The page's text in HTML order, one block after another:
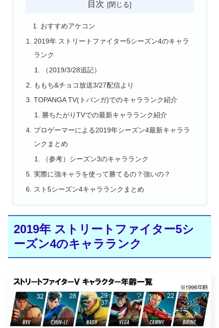
目次
おすすめアケコン
2019年 ストリートファイター5シーズン4のキャラ
ランク
（2019/3/28追記）
ももち&チョコ放送3/27配信より
TOPANGA TV(トパンガ)でのキャラランク紹介
勝ちたがりTVでの最新キャラランク紹介
プロゲーマーによる2019年シーズン4最新キャララ
ンクまとめ
（参考）シーズン3のキャラランク
実際に強キャラを使って勝てるの？強いの？
スト5シーズン4キャラランクまとめ
2019年 ストリートファイター5シ
ーズン4のキャラランク